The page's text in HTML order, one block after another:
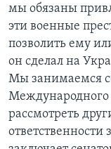
мы обязаны
эти военные
позволить ему
он сделал на
Мы занимаемся
Международного
рассмотреть
ответственности